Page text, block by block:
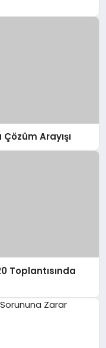
Arayışı
Toplantısında